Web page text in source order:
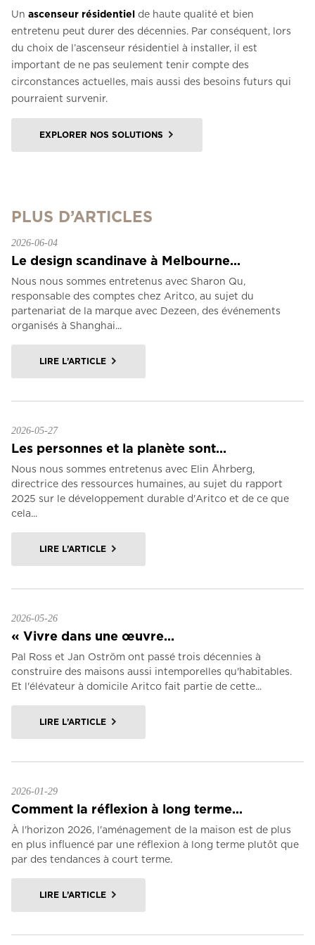
Un ascenseur résidentiel de haute qualité et bien
entretenu peut durer des décennies. Par conséquent, lors
du choix de l’ascenseur résidentiel à installer, il est
important de ne pas seulement tenir compte des
circonstances actuelles, mais aussi des besoins futurs qui
pourraient survenir.
EXPLORER NOS SOLUTIONS
PLUS D’ARTICLES
2026-06-04
Le design scandinave à Melbourne...
Nous nous sommes entretenus avec Sharon Qu,
responsable des comptes chez Aritco, au sujet du
partenariat de la marque avec Dezeen, des événements
organisés à Shanghai...
LIRE L’ARTICLE
2026-05-27
Les personnes et la planète sont...
Nous nous sommes entretenus avec Elin Åhrberg,
directrice des ressources humaines, au sujet du rapport
2025 sur le développement durable d'Aritco et de ce que
cela...
LIRE L’ARTICLE
2026-05-26
« Vivre dans une œuvre...
Pal Ross et Jan Oström ont passé trois décennies à
construire des maisons aussi intemporelles qu'habitables.
Et l'élévateur à domicile Aritco fait partie de cette...
LIRE L’ARTICLE
2026-01-29
Comment la réflexion à long terme...
À l'horizon 2026, l'aménagement de la maison est de plus
en plus influencé par une réflexion à long terme plutôt que
par des tendances à court terme.
LIRE L’ARTICLE